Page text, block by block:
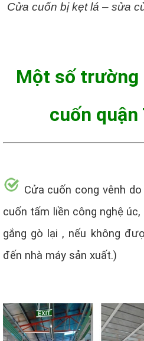
Cửa cuốn bị kẹt lá – sửa
Một số trường
cuốn
Cửa cuốn cong vênh
cuốn tấm liền công nghệ
gắng gò lại , nếu không
đến nhà máy sản xuất.)